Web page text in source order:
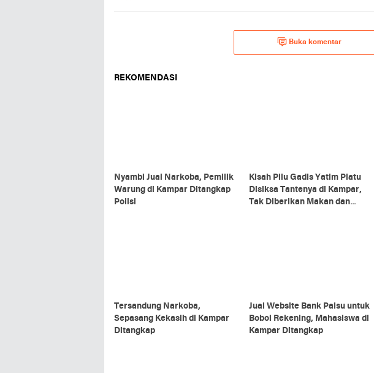
Buka komentar
REKOMENDASI
Nyambi Jual Narkoba, Pemilik
Warung di Kampar Ditangkap
Polisi
Kisah Pilu Gadis Yatim Piatu
Disiksa Tantenya di Kampar,
Tak Diberikan Makan dan
Tersandung Narkoba,
Sepasang Kekasih di Kampar
Ditangkap
Jual Website Bank Palsu untuk
Bobol Rekening, Mahasiswa di
Kampar Ditangkap